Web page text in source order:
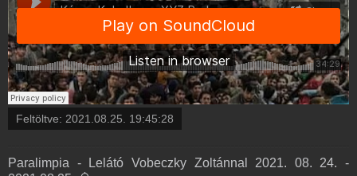
Feltöltve: 2021.08.25. 19:45:28
Paralimpia - Lelátó Vobeczky Zoltánnal 2021. 08. 24. -